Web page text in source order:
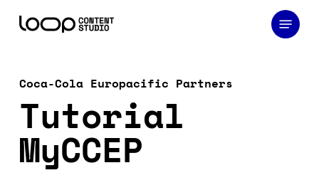
Menu
Coca-Cola Europacific Partners
Tutorial
MyCCEP